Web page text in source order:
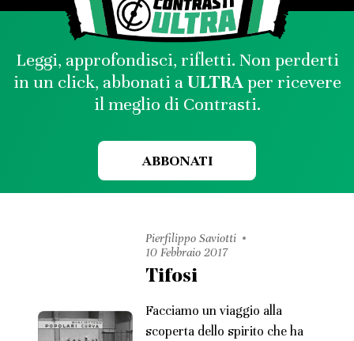
Leggi, approfondisci, rifletti. Non perderti
in un click, abbonati aULTRAper ricevere
il meglio di Contrasti.
ABBONATI
Pierfilippo Saviotti
10 Febbraio 2017
Tifosi
Facciamo un viaggio alla
scoperta dello spirito che ha